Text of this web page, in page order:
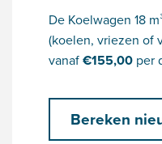
De Koelwagen 18
(koelen, vriezen of
vanaf€155,00 per
Bereken